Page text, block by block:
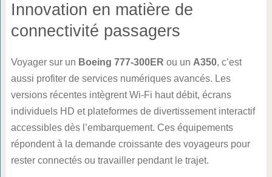
Innovation en matière de
connectivité passagers
Voyager sur un Boeing 777-300ER ou un A350, c’est
aussi profiter de services numériques avancés. Les
versions récentes intègrent Wi-Fi haut débit, écrans
individuels HD et plateformes de divertissement interactif
accessibles dès l’embarquement. Ces équipements
répondent à la demande croissante des voyageurs pour
rester connectés ou travailler pendant le trajet.